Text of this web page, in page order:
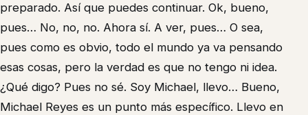
preparado. Así que puedes continuar. Ok, bueno,
pues… No, no, no. Ahora sí. A ver, pues… O sea,
pues como es obvio, todo el mundo ya va pensando
esas cosas, pero la verdad es que no tengo ni idea.
¿Qué digo? Pues no sé. Soy Michael, llevo… Bueno,
Michael Reyes es un punto más específico. Llevo en